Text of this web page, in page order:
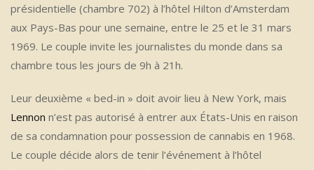
présidentielle (chambre 702) à l’hôtel Hilton d’Amsterdam
aux Pays-Bas pour une semaine, entre le 25 et le 31 mars
1969. Le couple invite les journalistes du monde dans sa
chambre tous les jours de 9h à 21h.
Leur deuxième « bed-in » doit avoir lieu à New York, mais
Lennon n’est pas autorisé à entrer aux États-Unis en raison
de sa condamnation pour possession de cannabis en 1968.
Le couple décide alors de tenir l’événement à l’hôtel